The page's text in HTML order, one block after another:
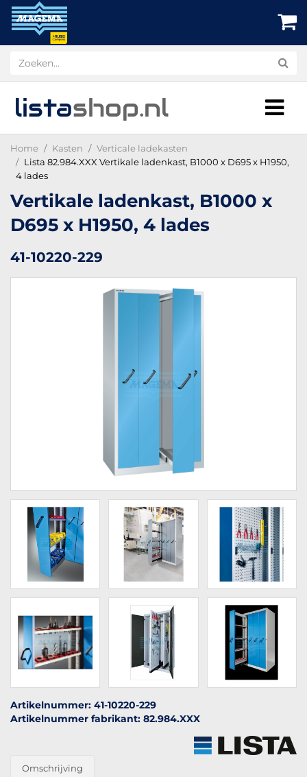
listashop.nl
Home Kasten
Verticale ladekasten
Lista 82.984.XXX Vertikale ladenkast, B1000 x D695 x H1950,
4 lades
Vertikale ladenkast, B1000 x
D695 x H1950, 4 lades
41-10220-229
Artikelnummer: 41-10220-229
Artikelnummer fabrikant: 82.984.XXX
Omschrijving